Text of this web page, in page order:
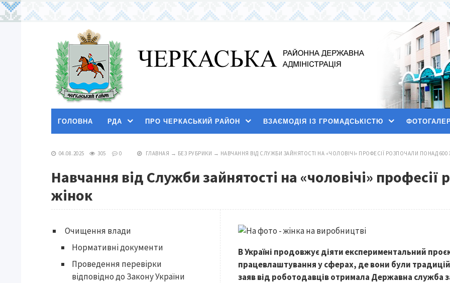
ГОЛОВНА РДА ПРО ЧЕРКАСЬКИЙ РАЙОН ВЗАЄМОДІЯ ІЗ ГРОМАДСЬКІСТЮ
04.08.2025 305 0 ГЛАВНАЯ → БЕЗ РУБРИКИ → НАВЧАННЯ ВІД СЛУЖБИ ЗАЙНЯТОСТІ НА «ЧОЛОВІЧІ» ПРОФЕСІЇ РОЗПОЧАЛИ ПОНАД 600
Навчання від Служби зайнятості на «чоловічі»
жінок
В Україні продовжує діяти експериментальний
працевлаштування у сферах, де вони були
заяв від роботодавців отримала Державна служба
Очищення влади
Нормативні документи
Проведення перевірки
відповідно до Закону України